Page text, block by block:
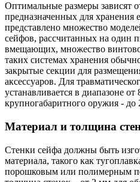
Оптимальные размеры зависят
предназначенных для
представлено множество
сейфов, рассчитанных на один
вмещающих, множество
таких системах хранения
закрытые секции для
аксессуаров. Для
устанавливается в диапазоне от
крупногабаритного оружия - до
Материал и толщина
Стенки сейфа должны быть
материала, такого как
порошковым или полимерным